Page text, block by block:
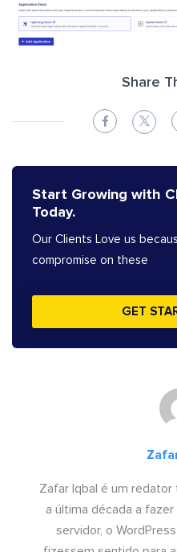
Share
Start Growing with
Today.
Our Clients Love us
compromise on these
GET
Zafar Iqbal é um
a última década a
servidor, o